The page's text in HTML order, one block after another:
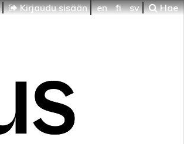
Kirjaudu sisään en fi sv Hae